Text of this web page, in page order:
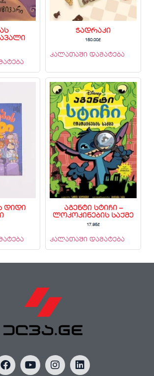
ჭადრაკი
150.00₾
კალათაში დამატება
დიდი
აგენტი სტიჩი –
ლოკოკინების საქმე
17.95₾
კალათაში დამატება